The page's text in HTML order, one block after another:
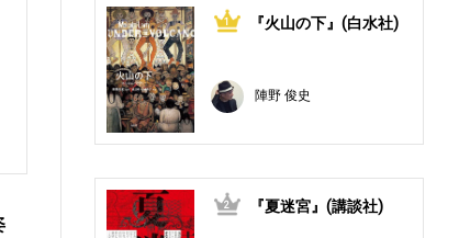
1 『火山の下』(白水社)
陣野 俊史
2 『夏迷宮』(講談社)